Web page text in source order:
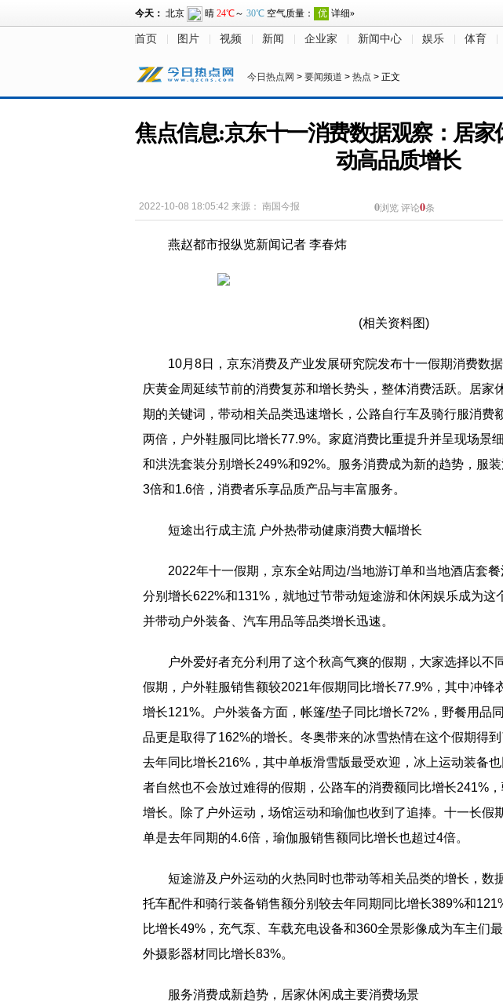
首页 图片 视频 新闻 企业家 新闻中心 娱乐 体育
今日热点网 > 要闻频道 > 热点 > 正文
焦点信息:京东十一消费数据观察：居家
动高品质增长
2022-10-08 18:05:42 来源： 南国今报 0浏览 评论0条
燕赵都市报纵览新闻记者 李春炜
(相关资料图)
10月8日，京东消费及产业发展研究院发布十一假期消费数
庆黄金周延续节前的消费复苏和增长势头，整体消费活跃。居家
期的关键词，带动相关品类迅速增长，公路自行车及骑行服消费
两倍，户外鞋服同比增长77.9%。家庭消费比重提升并呈现场景
和洪洗套装分别增长249%和92%。服务消费成为新的趋势，服
3倍和1.6倍，消费者乐享品质产品与丰富服务。
短途出行成主流 户外热带动健康消费大幅增长
2022年十一假期，京东全站周边/当地游订单和当地酒店套
分别增长622%和131%，就地过节带动短途游和休闲娱乐成为这
并带动户外装备、汽车用品等品类增长迅速。
户外爱好者充分利用了这个秋高气爽的假期，大家选择以不
假期，户外鞋服销售额较2021年假期同比增长77.9%，其中冲锋
增长121%。户外装备方面，帐篷/垫子同比增长72%，野餐用品
品更是取得了162%的增长。冬奥带来的冰雪热情在这个假期得
去年同比增长216%，其中单板滑雪版最受欢迎，冰上运动装备
者自然也不会放过难得的假期，公路车的消费额同比增长241%
增长。除了户外运动，场馆运动和瑜伽也收到了追捧。十一长假
单是去年同期的4.6倍，瑜伽服销售额同比增长也超过4倍。
短途游及户外运动的火热同时也带动等相关品类的增长，数
托车配件和骑行装备销售额分别较去年同期同比增长389%和
比增长49%，充气泵、车载充电设备和360全景影像成为车主们
外摄影器材同比增长83%。
服务消费成新趋势，居家休闲成主要消费场景